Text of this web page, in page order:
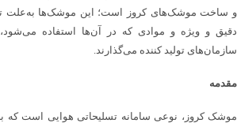
و ساخت موشک‌های کروز است؛ این موشک‌ها به‌علت
دقیق و ویژه و موادی که در آن‌ها استفاده
سازمان‌های تولید کننده می‌گذارند.
مقدمه
موشک کروز، نوعی سامانه تسلیحاتی هوایی است که